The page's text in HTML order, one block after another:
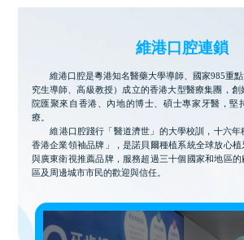
維港口腔連鎖
維港口腔是粵港知名醫藥大學導師、國家985重
究生導師、高級教授）成立的香港大型醫療集團，創
院匯聚來自香港、內地的博士、碩士專家牙醫，堅
療。
維港口腔踐行「醫道濟世」的大學校訓，十六年
香港企業領袖品牌」，是諾貝爾種植系統全球放心
與廣東衛視推薦品牌，服務超過三十個國家和地區
區及周邊城市市民的歡迎與信任。